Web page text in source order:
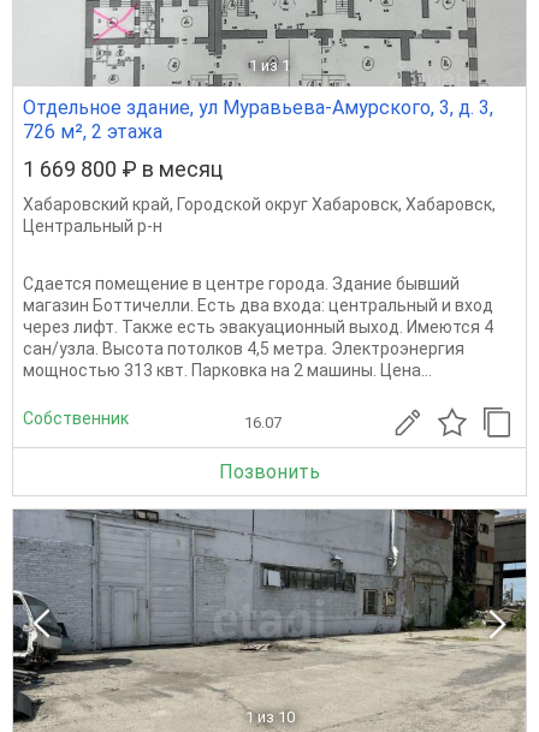
1 из 1
Отдельное здание, ул Муравьева-Амурского, 3, д. 3,
726 м², 2 этажа
1 669 800 ₽ в месяц
Хабаровский край, Городской округ Хабаровск, Хабаровск,
Центральный р-н
Сдается помещение в центре города. Здание бывший
магазин Боттичелли. Есть два входа: центральный и вход
через лифт. Также есть эвакуационный выход. Имеются 4
сан/узла. Высота потолков 4,5 метра. Электроэнергия
мощностью 313 квт. Парковка на 2 машины. Цена...
Собственник 16.07
Позвонить
1 из 10